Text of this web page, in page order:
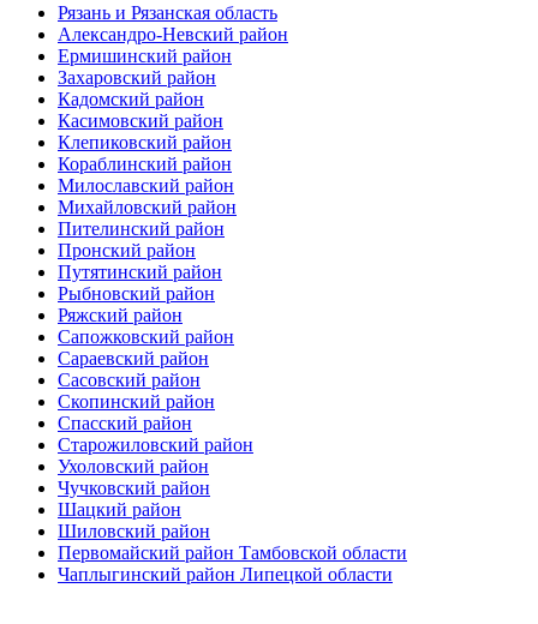
Рязань и Рязанская область
Александро-Невский район
Ермишинский район
Захаровский район
Кадомский район
Касимовский район
Клепиковский район
Кораблинский район
Милославский район
Михайловский район
Пителинский район
Пронский район
Путятинский район
Рыбновский район
Ряжский район
Сапожковский район
Сараевский район
Сасовский район
Скопинский район
Спасский район
Старожиловский район
Ухоловский район
Чучковский район
Шацкий район
Шиловский район
Первомайский район Тамбовской области
Чаплыгинский район Липецкой области